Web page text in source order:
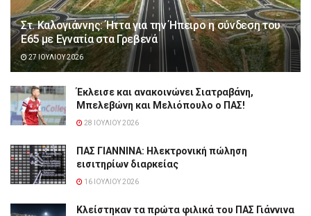
Στ. Καλογιάννης: Ήττα για την Ήπειρο η σύνδεση του
Ε65 με Εγνατία στα Γρεβενά
27 ΙΟΥΛΊΟΥ 2026
Έκλεισε και ανακοινώνει Σιατραβάνη,
Μπελεβώνη και Μελιόπουλο ο ΠΑΣ!
28 ΙΟΥΛΊΟΥ 2026
ΠΑΣ ΓΙΑΝΝΙΝΑ: Hλεκτρονική πώληση
εισιτηρίων διαρκείας
16 ΙΟΥΛΊΟΥ 2026
Κλείστηκαν τα πρώτα φιλικά του ΠΑΣ Γιάννινα